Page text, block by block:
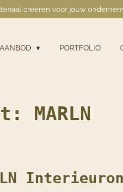
creëren voor jouw
AANBOD PORTFOLIO
MARLN